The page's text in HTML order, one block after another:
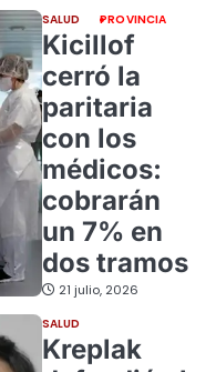
SALUD PROVINCIA
Kicillof
cerró la
paritaria
con los
médicos:
cobrarán
un 7% en
dos tramos
21 julio, 2026
SALUD
Kreplak